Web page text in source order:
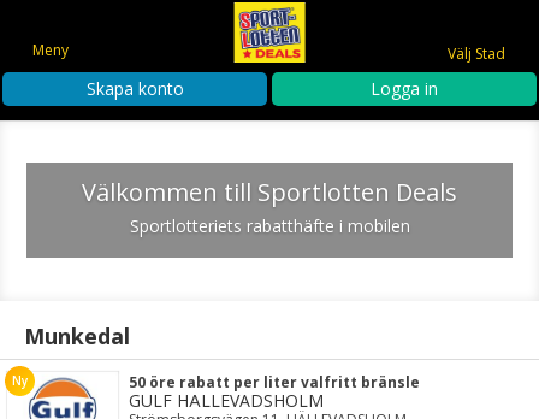
Meny Välj Stad
Skapa konto Logga in
Välkommen till Sportlotten Deals
Sportlotteriets rabatthäfte i mobilen
Munkedal
50 öre rabatt per liter valfritt bränsle
GULF HÄLLEVADSHOLM